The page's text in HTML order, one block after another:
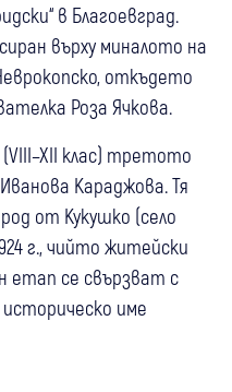
в Благоевград.
върху миналото на
откъдето
Роза Ячкова.
клас) третото
Караджова. Тя
от Кукушко (село
г., чийто житейски
етап се свързват с
име